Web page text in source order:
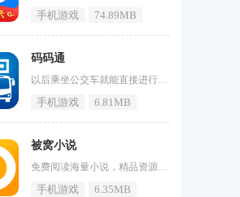
手机游戏 74.89MB
码码通
以后乘坐公交车就能直接进行扫码乘车了，这样可以解决用户没有公交卡和零钱乘坐公交车的问题，《码码通》是一款乘坐公交更方便的掌上智能公交应用，再也需要准备任何的零钱，让你安心坐车。码码通介绍码码通是专用于吉林省内的交通工具乘坐刷码工具，可用于在公交车上进行扫码乘车，避免了没有公交卡和零钱时的乘车问题，方便、快捷，是您出门旅行的家庭必备帮手。城市公交查询路线站点信息一目了然，扫码乘车公交卡充值消费明细清晰可见，智慧出行便捷生活，可刷码快捷的进行乘车付费，再也无需准备琐碎的零钱哦
手机游戏 6.81MB
被窝小说
免费阅读海量小说，精品资源轻松下载。《被窝小说》用户可以在这里观看海量小说，能够满足你的追书需求。观看的体验感相当的轻松，满足了不少书迷的追书需求，让阅读小说更加的轻松便利，体验感十分的不错。如果喜欢这款软件的用户不要在犹豫了快来71游戏网下载吧。被窝小说特色1、被窝小说是实时更新的，书迷朋友可以随时在此处阅读自己喜欢的小说类型。2、各种各样的小说都在这里，所以不用担心找不到想要免费阅读的风格小说。3、高质量的在线阅读软件，所有资源都是免费提供的，想看的小说更加的轻松
手机游戏 6.35MB